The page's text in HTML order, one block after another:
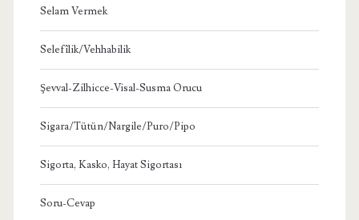
Selam Vermek
Selefîlik/Vehhabilik
Şevval-Zilhicce-Visal-Susma Orucu
Sigara/Tütün/Nargile/Puro/Pipo
Sigorta, Kasko, Hayat Sigortası
Soru-Cevap